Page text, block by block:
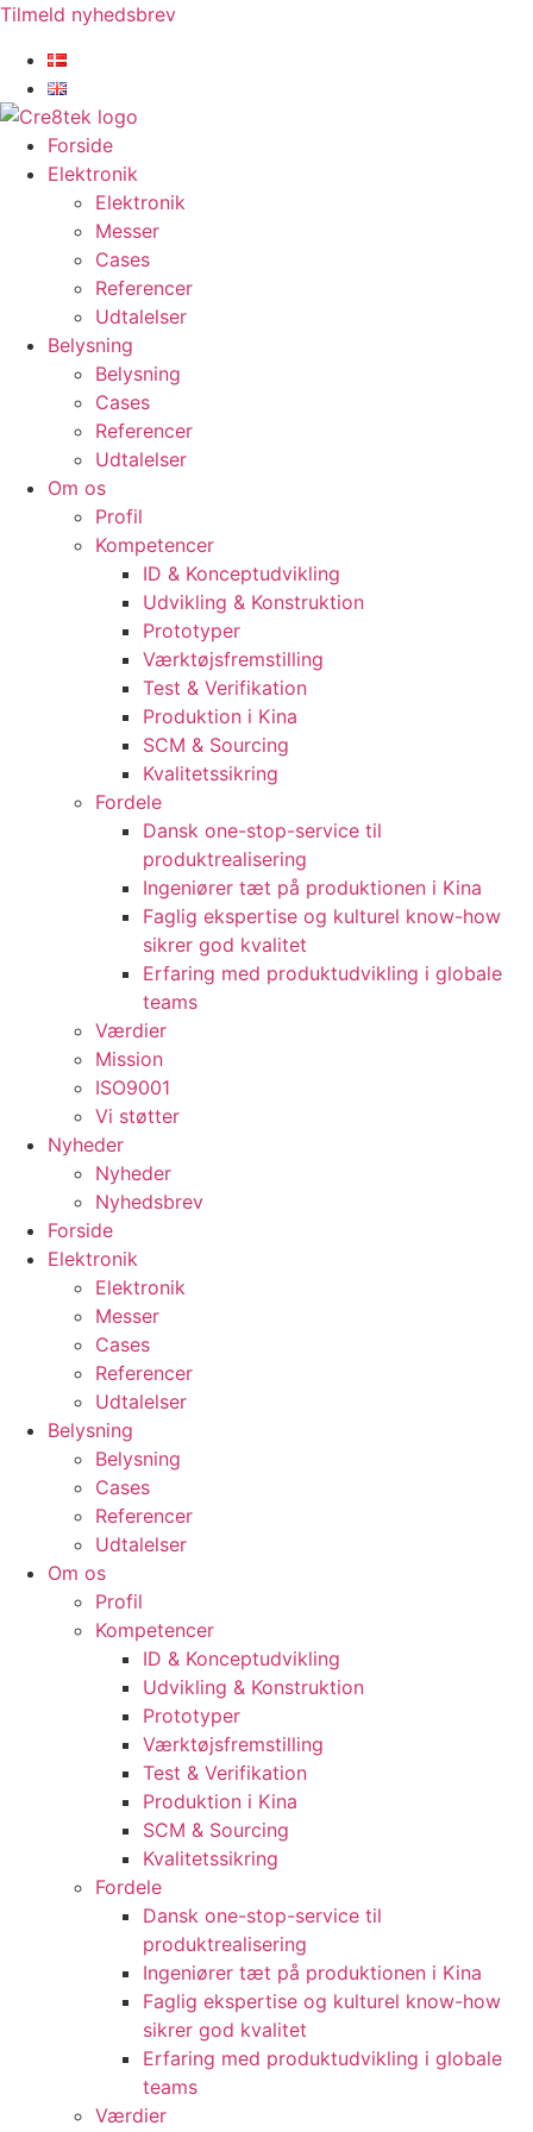
Videre
indhold
Tilmeld nyhedsbrev
Forside
Elektronik
Elektronik
Messer
Cases
Referencer
Udtalelser
Belysning
Belysning
Cases
Referencer
Udtalelser
Om os
Profil
Kompetencer
ID & Konceptudvikling
Udvikling & Konstruktion
Prototyper
Værktøjsfremstilling
Test & Verifikation
Produktion i Kina
SCM & Sourcing
Kvalitetssikring
Fordele
Dansk one-stop-service til
produktrealisering
Ingeniører tæt på produktionen i Kina
Faglig ekspertise og kulturel know-how
sikrer god kvalitet
Erfaring med produktudvikling i globale
teams
Værdier
Mission
ISO9001
Vi støtter
Nyheder
Nyheder
Nyhedsbrev
Forside
Elektronik
Elektronik
Messer
Cases
Referencer
Udtalelser
Belysning
Belysning
Cases
Referencer
Udtalelser
Om os
Profil
Kompetencer
ID & Konceptudvikling
Udvikling & Konstruktion
Prototyper
Værktøjsfremstilling
Test & Verifikation
Produktion i Kina
SCM & Sourcing
Kvalitetssikring
Fordele
Dansk one-stop-service til
produktrealisering
Ingeniører tæt på produktionen i Kina
Faglig ekspertise og kulturel know-how
sikrer god kvalitet
Erfaring med produktudvikling i globale
teams
Værdier